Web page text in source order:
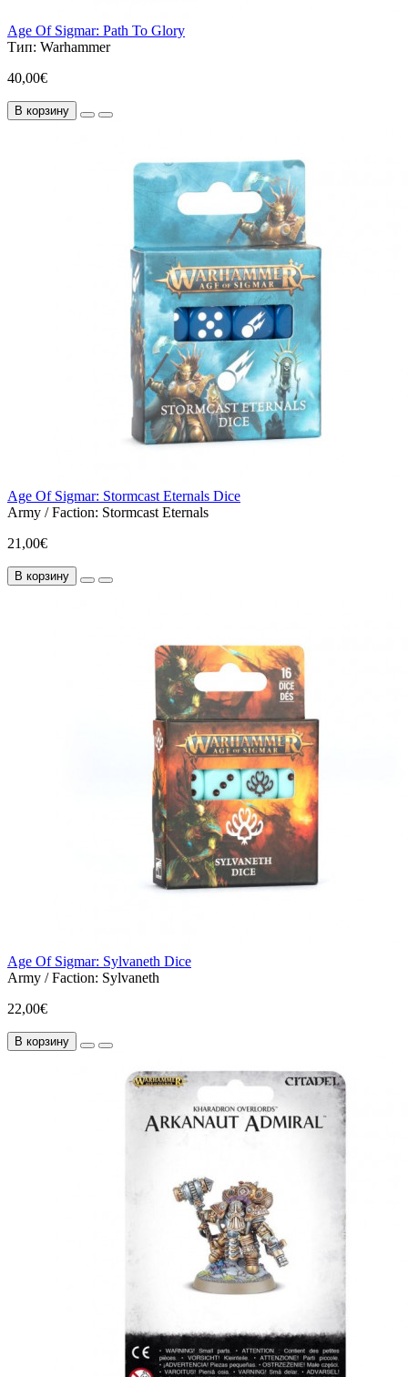
Age Of Sigmar: Path To Glory
Тип: Warhammer
40,00€
В корзину
Age Of Sigmar: Stormcast Eternals Dice
Army / Faction: Stormcast Eternals
21,00€
В корзину
Age Of Sigmar: Sylvaneth Dice
Army / Faction: Sylvaneth
22,00€
В корзину